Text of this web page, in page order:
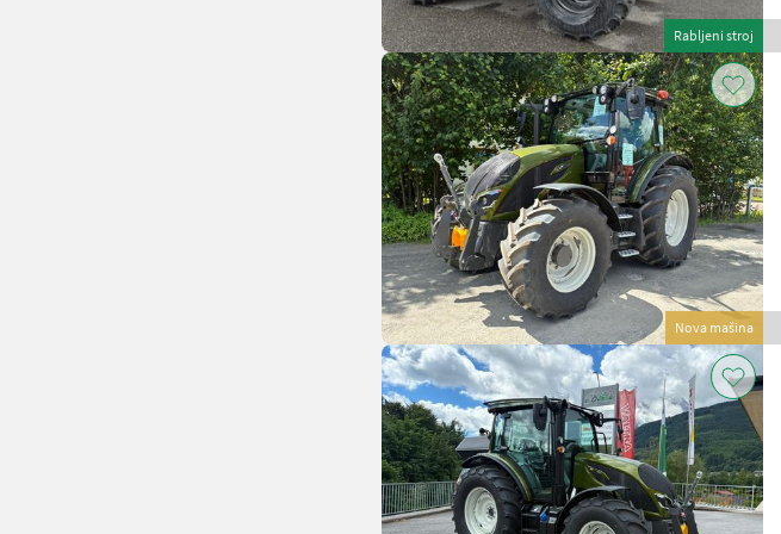
Rabljeni stroj
Nova mašina